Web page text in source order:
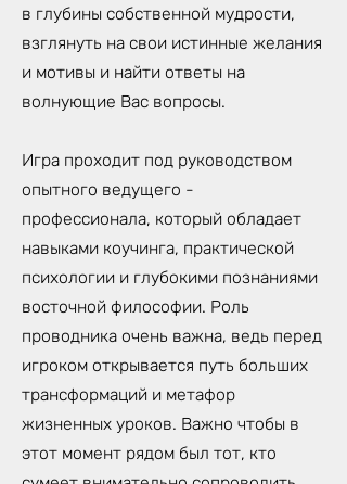
в глубины собственной мудрости,
взглянуть на свои истинные желания
и мотивы и найти ответы на
волнующие Вас вопросы.
Игра проходит под руководством
опытного ведущего -
профессионала, который обладает
навыками коучинга, практической
психологии и глубокими познаниями
восточной философии. Роль
проводника очень важна, ведь перед
игроком открывается путь больших
трансформаций и метафор
жизненных уроков. Важно чтобы в
этот момент рядом был тот, кто